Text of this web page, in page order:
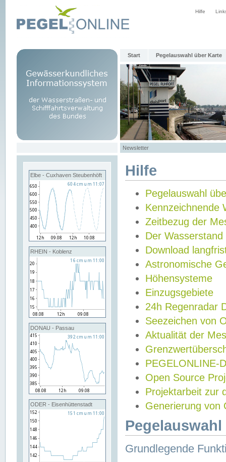
Hilfe
Start Pegelauswahl über Karte
Newsletter
Elbe - Cuxhaven Steubenhöft
RHEIN - Koblenz
DONAU - Passau
ODER - Eisenhüttenstadt
Hilfe
Pegelauswahl
Kennzeichnende
Zeitbezug der
Der Wasserstand
Download
Astronomische
Höhensysteme
Einzugsgebiete
24h Regenradar
Seezeichen von
Aktualität der
PEGELONLINE-
Open Source
Projektarbeit zur
Generierung von
Grundlegende